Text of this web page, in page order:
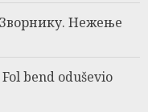
Нежење
bend oduševio